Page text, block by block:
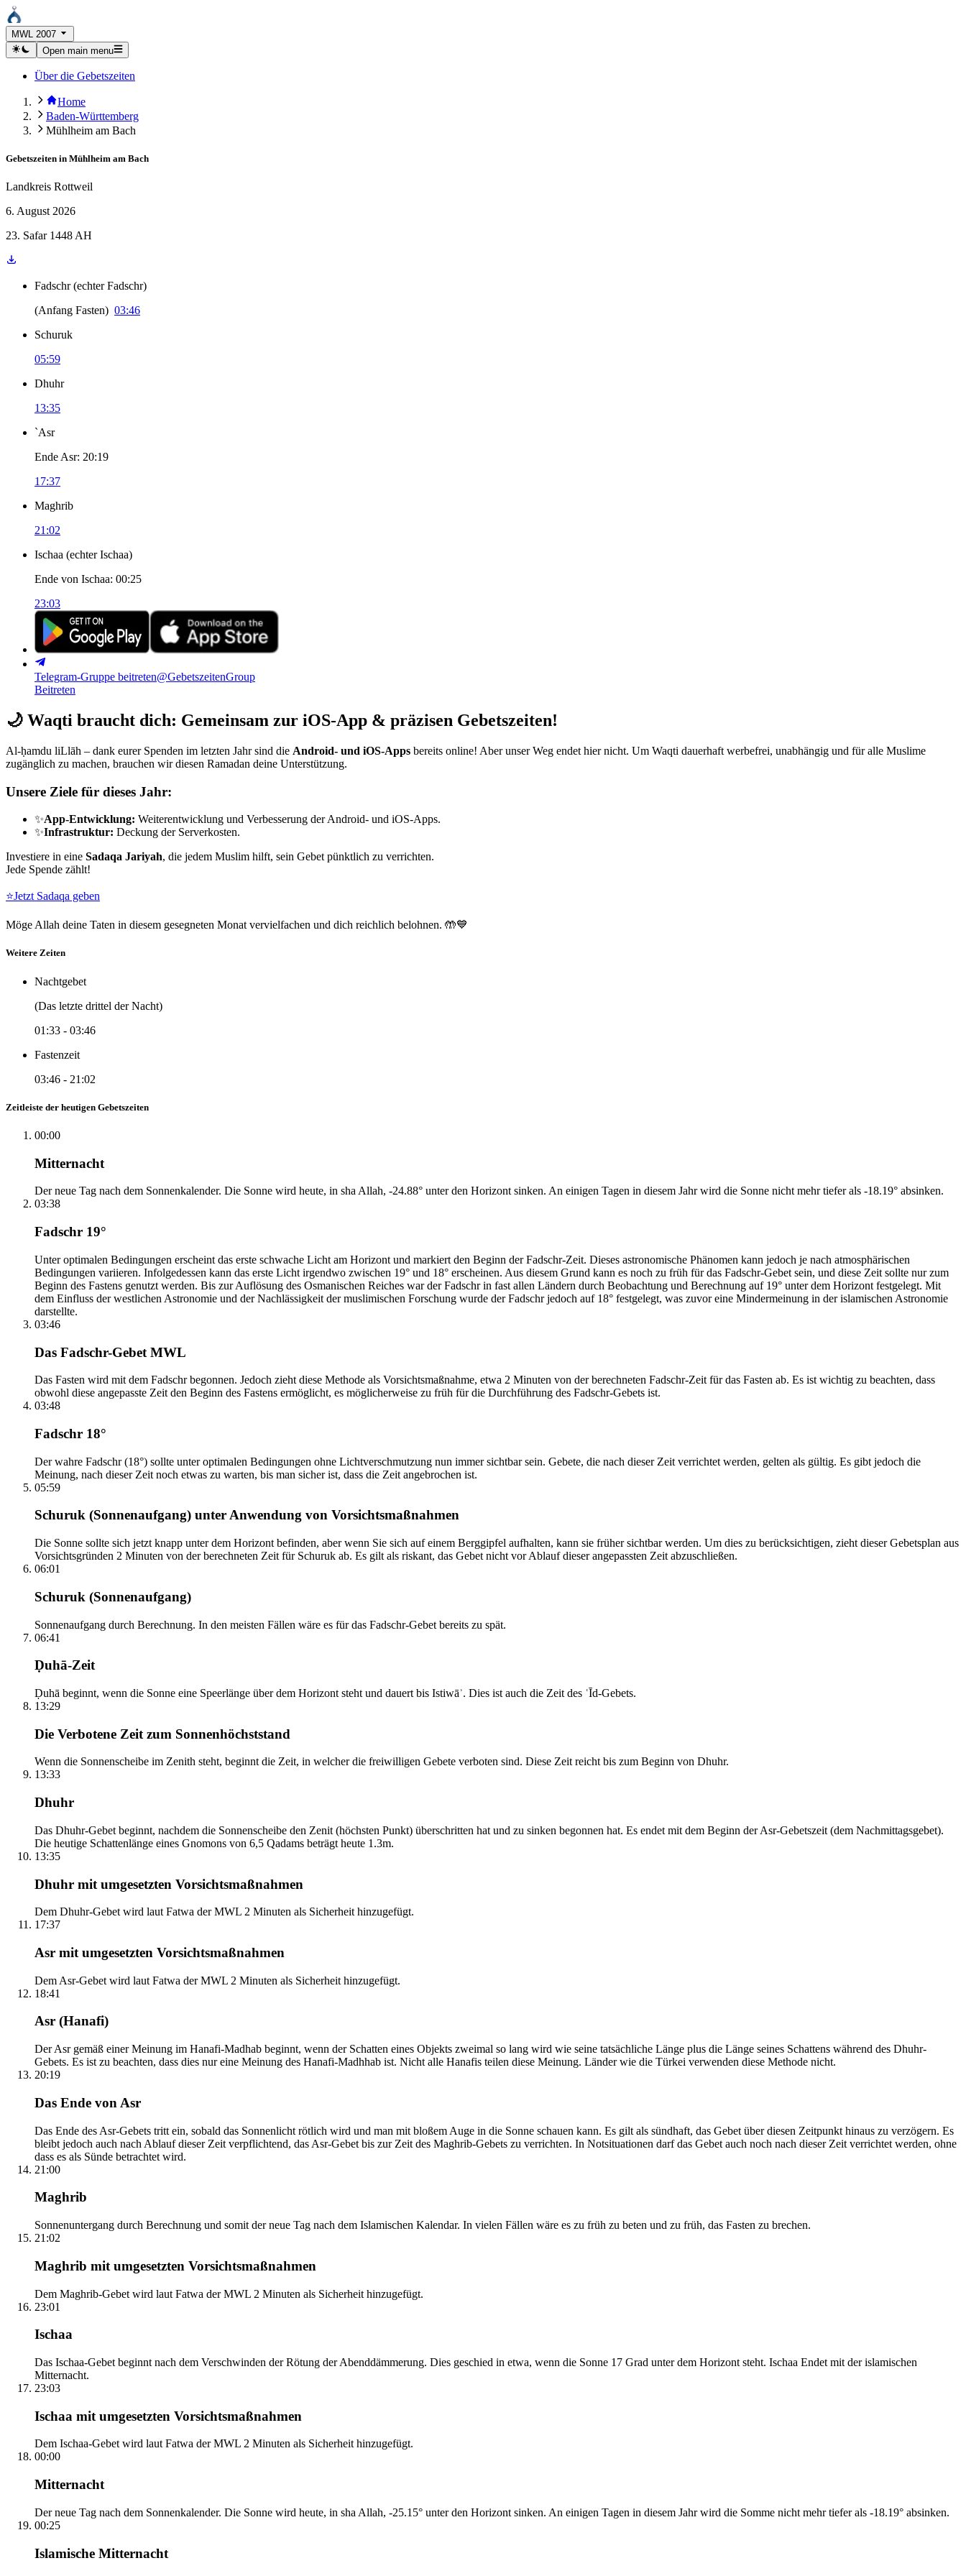
MWL 2007
Open main menu
Über die Gebetszeiten
Home
Baden-Württemberg
Mühlheim am Bach
Gebetszeiten in Mühlheim am Bach
Landkreis Rottweil
6. August 2026
23. Safar 1448 AH
Fadschr (echter Fadschr)
(Anfang Fasten) 03:46
Schuruk
05:59
Dhuhr
13:35
`Asr
Ende Asr: 20:19
17:37
Maghrib
21:02
Ischaa (echter Ischaa)
Ende von Ischaa: 00:25
23:03
Telegram-Gruppe beitreten@GebetszeitenGroup
Beitreten
🌙 Waqti braucht dich: Gemeinsam zur iOS-App & präzisen Gebetszeiten!
Al-ḥamdu liLlāh – dank eurer Spenden im letzten Jahr sind die Android- und iOS-Apps bereits online! Aber unser Weg endet hier nicht. Um Waqti dauerhaft werbefrei, unabhängig und für alle Muslime
zugänglich zu machen, brauchen wir diesen Ramadan deine Unterstützung.
Unsere Ziele für dieses Jahr:
✨App-Entwicklung: Weiterentwicklung und Verbesserung der Android- und iOS-Apps.
✨Infrastruktur: Deckung der Serverkosten.
Investiere in eine Sadaqa Jariyah, die jedem Muslim hilft, sein Gebet pünktlich zu verrichten.
Jede Spende zählt!
⭐Jetzt Sadaqa geben
Möge Allah deine Taten in diesem gesegneten Monat vervielfachen und dich reichlich belohnen. 🤲💙
Weitere Zeiten
Nachtgebet
(Das letzte drittel der Nacht)
01:33 - 03:46
Fastenzeit
03:46 - 21:02
Zeitleiste der heutigen Gebetszeiten
00:00
Mitternacht
Der neue Tag nach dem Sonnenkalender. Die Sonne wird heute, in sha Allah, -24.88° unter den Horizont sinken. An einigen Tagen in diesem Jahr wird die Sonne nicht mehr tiefer als -18.19° absinken.
03:38
Fadschr 19°
Unter optimalen Bedingungen erscheint das erste schwache Licht am Horizont und markiert den Beginn der Fadschr-Zeit. Dieses astronomische Phänomen kann jedoch je nach atmosphärischen
Bedingungen variieren. Infolgedessen kann das erste Licht irgendwo zwischen 19° und 18° erscheinen. Aus diesem Grund kann es noch zu früh für das Fadschr-Gebet sein, und diese Zeit sollte nur zum
Beginn des Fastens genutzt werden. Bis zur Auflösung des Osmanischen Reiches war der Fadschr in fast allen Ländern durch Beobachtung und Berechnung auf 19° unter dem Horizont festgelegt. Mit
dem Einfluss der westlichen Astronomie und der Nachlässigkeit der muslimischen Forschung wurde der Fadschr jedoch auf 18° festgelegt, was zuvor eine Mindermeinung in der islamischen Astronomie
darstellte.
03:46
Das Fadschr-Gebet MWL
Das Fasten wird mit dem Fadschr begonnen. Jedoch zieht diese Methode als Vorsichtsmaßnahme, etwa 2 Minuten von der berechneten Fadschr-Zeit für das Fasten ab. Es ist wichtig zu beachten, dass
obwohl diese angepasste Zeit den Beginn des Fastens ermöglicht, es möglicherweise zu früh für die Durchführung des Fadschr-Gebets ist.
03:48
Fadschr 18°
Der wahre Fadschr (18°) sollte unter optimalen Bedingungen ohne Lichtverschmutzung nun immer sichtbar sein. Gebete, die nach dieser Zeit verrichtet werden, gelten als gültig. Es gibt jedoch die
Meinung, nach dieser Zeit noch etwas zu warten, bis man sicher ist, dass die Zeit angebrochen ist.
05:59
Schuruk (Sonnenaufgang) unter Anwendung von Vorsichtsmaßnahmen
Die Sonne sollte sich jetzt knapp unter dem Horizont befinden, aber wenn Sie sich auf einem Berggipfel aufhalten, kann sie früher sichtbar werden. Um dies zu berücksichtigen, zieht dieser Gebetsplan aus
Vorsichtsgründen 2 Minuten von der berechneten Zeit für Schuruk ab. Es gilt als riskant, das Gebet nicht vor Ablauf dieser angepassten Zeit abzuschließen.
06:01
Schuruk (Sonnenaufgang)
Sonnenaufgang durch Berechnung. In den meisten Fällen wäre es für das Fadschr-Gebet bereits zu spät.
06:41
Ḍuhā-Zeit
Ḍuhā beginnt, wenn die Sonne eine Speerlänge über dem Horizont steht und dauert bis Istiwāʾ. Dies ist auch die Zeit des ʿĪd-Gebets.
13:29
Die Verbotene Zeit zum Sonnenhöchststand
Wenn die Sonnenscheibe im Zenith steht, beginnt die Zeit, in welcher die freiwilligen Gebete verboten sind. Diese Zeit reicht bis zum Beginn von Dhuhr.
13:33
Dhuhr
Das Dhuhr-Gebet beginnt, nachdem die Sonnenscheibe den Zenit (höchsten Punkt) überschritten hat und zu sinken begonnen hat. Es endet mit dem Beginn der Asr-Gebetszeit (dem Nachmittagsgebet).
Die heutige Schattenlänge eines Gnomons von 6,5 Qadams beträgt heute 1.3m.
13:35
Dhuhr mit umgesetzten Vorsichtsmaßnahmen
Dem Dhuhr-Gebet wird laut Fatwa der MWL 2 Minuten als Sicherheit hinzugefügt.
17:37
Asr mit umgesetzten Vorsichtsmaßnahmen
Dem Asr-Gebet wird laut Fatwa der MWL 2 Minuten als Sicherheit hinzugefügt.
18:41
Asr (Hanafi)
Der Asr gemäß einer Meinung im Hanafi-Madhab beginnt, wenn der Schatten eines Objekts zweimal so lang wird wie seine tatsächliche Länge plus die Länge seines Schattens während des Dhuhr-
Gebets. Es ist zu beachten, dass dies nur eine Meinung des Hanafi-Madhhab ist. Nicht alle Hanafis teilen diese Meinung. Länder wie die Türkei verwenden diese Methode nicht.
20:19
Das Ende von Asr
Das Ende des Asr-Gebets tritt ein, sobald das Sonnenlicht rötlich wird und man mit bloßem Auge in die Sonne schauen kann. Es gilt als sündhaft, das Gebet über diesen Zeitpunkt hinaus zu verzögern. Es
bleibt jedoch auch nach Ablauf dieser Zeit verpflichtend, das Asr-Gebet bis zur Zeit des Maghrib-Gebets zu verrichten. In Notsituationen darf das Gebet auch noch nach dieser Zeit verrichtet werden, ohne
dass es als Sünde betrachtet wird.
21:00
Maghrib
Sonnenuntergang durch Berechnung und somit der neue Tag nach dem Islamischen Kalendar. In vielen Fällen wäre es zu früh zu beten und zu früh, das Fasten zu brechen.
21:02
Maghrib mit umgesetzten Vorsichtsmaßnahmen
Dem Maghrib-Gebet wird laut Fatwa der MWL 2 Minuten als Sicherheit hinzugefügt.
23:01
Ischaa
Das Ischaa-Gebet beginnt nach dem Verschwinden der Rötung der Abenddämmerung. Dies geschied in etwa, wenn die Sonne 17 Grad unter dem Horizont steht. Ischaa Endet mit der islamischen
Mitternacht.
23:03
Ischaa mit umgesetzten Vorsichtsmaßnahmen
Dem Ischaa-Gebet wird laut Fatwa der MWL 2 Minuten als Sicherheit hinzugefügt.
00:00
Mitternacht
Der neue Tag nach dem Sonnenkalender. Die Sonne wird heute, in sha Allah, -25.15° unter den Horizont sinken. An einigen Tagen in diesem Jahr wird die Somme nicht mehr tiefer als -18.19° absinken.
00:25
Islamische Mitternacht